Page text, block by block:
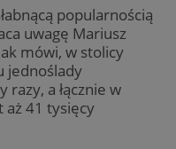
popularnością
uwagę Mariusz
mówi, w stolicy
jednoślady
a łącznie w
aż 41 tysięcy